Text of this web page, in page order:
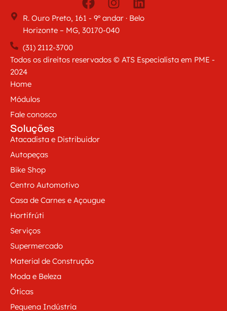
R. Ouro Preto, 161 - 9º andar · Belo
Horizonte – MG, 30170-040
(31) 2112-3700
Todos os direitos reservados © ATS Especialista em PME -
2024
Home
Módulos
Fale conosco
Soluções
Atacadista e Distribuidor
Autopeças
Bike Shop
Centro Automotivo
Casa de Carnes e Açougue
Hortifrúti
Serviços
Supermercado
Material de Construção
Moda e Beleza
Óticas
Pequena Indústria